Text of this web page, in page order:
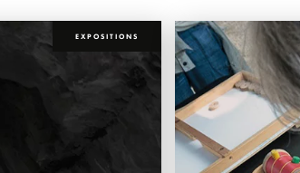
EXPOSITIONS